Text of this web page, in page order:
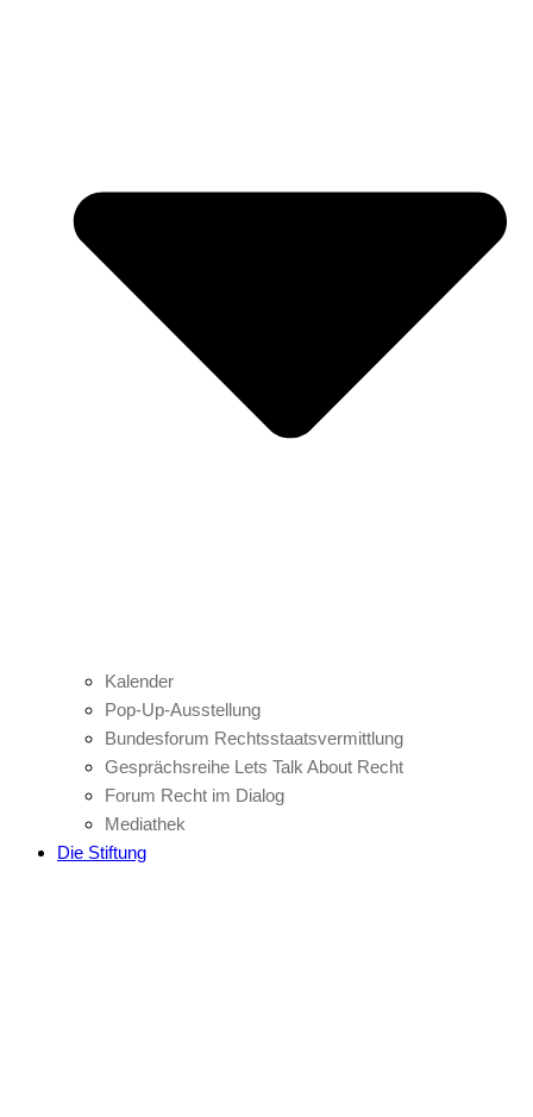
Kalender
Pop-Up-Ausstellung
Bundesforum Rechtsstaatsvermittlung
Gesprächsreihe Lets Talk About Recht
Forum Recht im Dialog
Mediathek
Die Stiftung